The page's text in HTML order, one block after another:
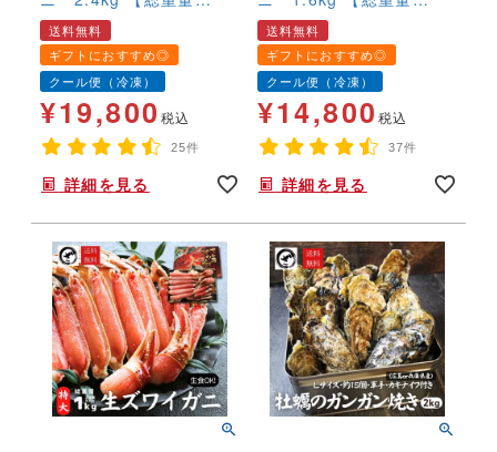
3kg】 （800ｇ×3ｐ）
（6～9人前）特大サイズ
（5L超） 送料無料 生食
可 かにカット済み ず
わいがに ズワイ蟹 か
に 希少 こだわり
冷凍 コンパクト カニ
鍋 ギフト お歳暮
送料無料
ギフトにおすすめ◎
クール便（冷凍）
¥19,800 税込
25件
詳細を見る
2kg】 （800g×2ｐ）（3
～6人前） 特大サイズ
（5L超） 送料無料 生食
可 カット済み ずわい
がに かに ズワイ蟹
希少 冷凍 コンパク
ト カニ鍋 ギフト お
歳暮
送料無料
ギフトにおすすめ◎
クール便（冷凍）
¥14,800 税込
37件
詳細を見る